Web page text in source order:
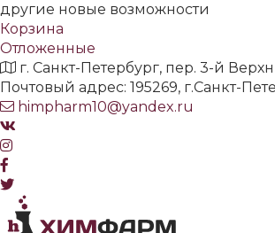
другие новые возможности
Корзина
Отложенные
г. Санкт-Петербург, пер. 3-й
Почтовый адрес: 195269, г.Санкт-
himpharm10@yandex.ru